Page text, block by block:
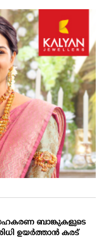
ബാങ്കുകളുടെ
ഉയർത്താൻ കരട്